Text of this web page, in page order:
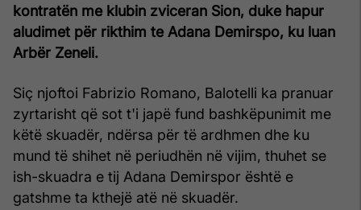
kontratën me klubin zviceran Sion, duke hapur
aludimet për rikthim te Adana Demirspo, ku luan
Arbër Zeneli.
Siç njoftoi Fabrizio Romano, Balotelli ka pranuar
zyrtarisht që sot t'i japë fund bashkëpunimit me
këtë skuadër, ndërsa për të ardhmen dhe ku
mund të shihet në periudhën në vijim, thuhet se
ish-skuadra e tij Adana Demirspor është e
gatshme ta kthejë atë në skuadër.